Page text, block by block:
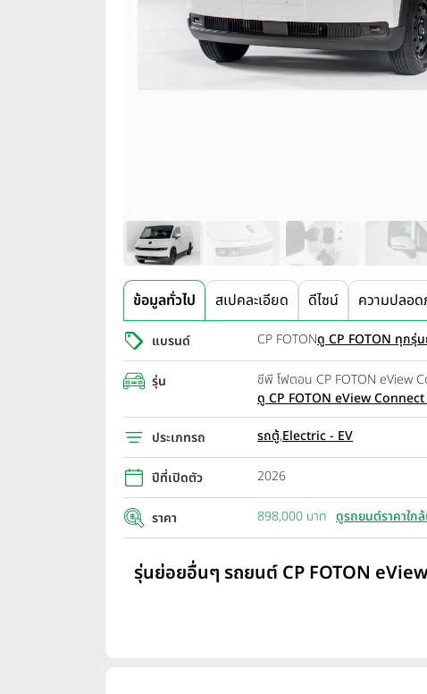
ข้อมูลทั่วไป สเปคละเอียด ดีไซน์ ความปลอ
แบรนด์ CP FOTONดู CP FOTON ทุกรุ่
รุ่น
ซีพี โฟตอน CP FOTON eView
ดู CP FOTON eView
ประเภทรถ รถตู้,Electric - EV
ปีที่เปิดตัว 2026
ราคา 898,000 บาท ดูรถยนต์ราคาใกล้
รุ่นย่อยอื่นๆ รถยนต์ CP FOTON